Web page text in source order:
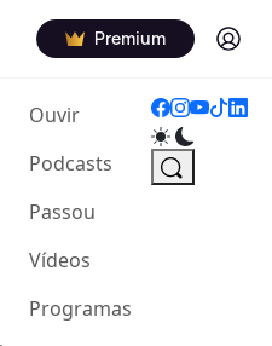
Premium Log in
Ouvir(current)
Podcasts
Passou
Vídeos
Programas